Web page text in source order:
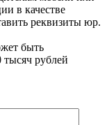
в качестве
реквизиты юр.
быть
тысяч рублей